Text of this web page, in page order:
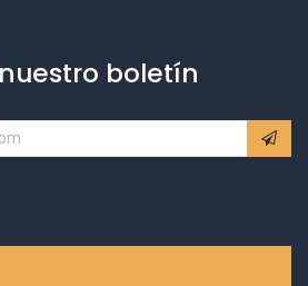
boletín